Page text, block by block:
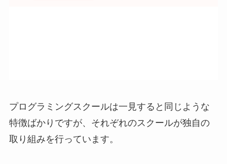
プログラミングスクールは一見すると同じような
特徴ばかりですが、それぞれのスクールが独自の
取り組みを行っています。